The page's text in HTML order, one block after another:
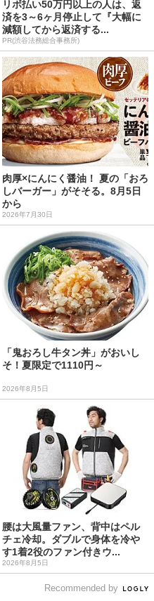
リボ払い50万円以上の人は、返
済を3～6ヶ月停止して『大幅に
減額してから返済する...
PR(渋谷法務総合事務所)
肉厚×にんにく醤油！ 夏の「おろ
しバーガー」がそそる。8月5日
から
2026年7月30日
「鬼おろし牛タン丼」がおいし
そ！夏限定で1110円～
2026年8月5日
腰は大風量ファン、背中はペル
チェ冷却。ダブルで身体を冷や
す1着2役のファン付きウ...
2026年8月5日
Recommended by